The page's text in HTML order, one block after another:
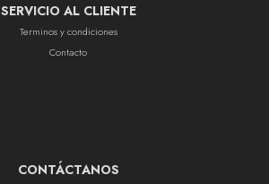
SERVICIO AL CLIENTE
Terminos y condiciones
Contacto
CONTÁCTANOS